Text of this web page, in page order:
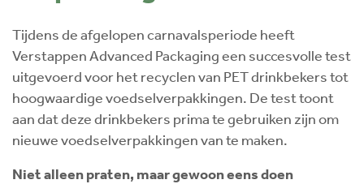
Tijdens de afgelopen carnavalsperiode heeft
Verstappen Advanced Packaging een succesvolle test
uitgevoerd voor het recyclen van PET drinkbekers tot
hoogwaardige voedselverpakkingen. De test toont
aan dat deze drinkbekers prima te gebruiken zijn om
nieuwe voedselverpakkingen van te maken.
Niet alleen praten, maar gewoon eens doen